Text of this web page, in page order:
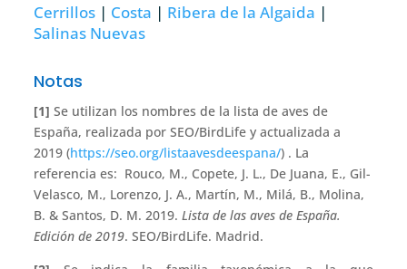
Cerrillos | Costa | Ribera de la Algaida |
Salinas Nuevas
Notas
[1] Se utilizan los nombres de la lista de aves de
España, realizada por SEO/BirdLife y actualizada a
2019 (https://seo.org/listaavesdeespana/) . La
referencia es: Rouco, M., Copete, J. L., De Juana, E., Gil-
Velasco, M., Lorenzo, J. A., Martín, M., Milá, B., Molina,
B. & Santos, D. M. 2019.Lista de las aves de España.
Edición de 2019. SEO/BirdLife. Madrid.